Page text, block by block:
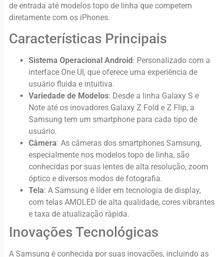
de entrada até modelos topo de linha que competem
diretamente com os iPhones.
Características Principais
Sistema Operacional Android: Personalizado com a
interface One UI, que oferece uma experiência de
usuário fluida e intuitiva.
Variedade de Modelos: Desde a linha Galaxy S e
Note até os inovadores Galaxy Z Fold e Z Flip, a
Samsung tem um smartphone para cada tipo de
usuário.
Câmera: As câmeras dos smartphones Samsung,
especialmente nos modelos topo de linha, são
conhecidas por suas lentes de alta resolução, zoom
óptico e diversos modos de fotografia.
Tela: A Samsung é líder em tecnologia de display,
com telas AMOLED de alta qualidade, cores vibrantes
e taxa de atualização rápida.
Inovações Tecnológicas
A Samsung é conhecida por suas inovações, incluindo as